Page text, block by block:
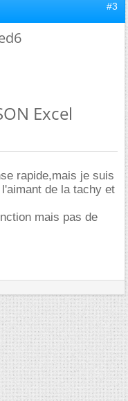
#3
Excel
rapide,mais je suis
de la tachy et
mais pas de